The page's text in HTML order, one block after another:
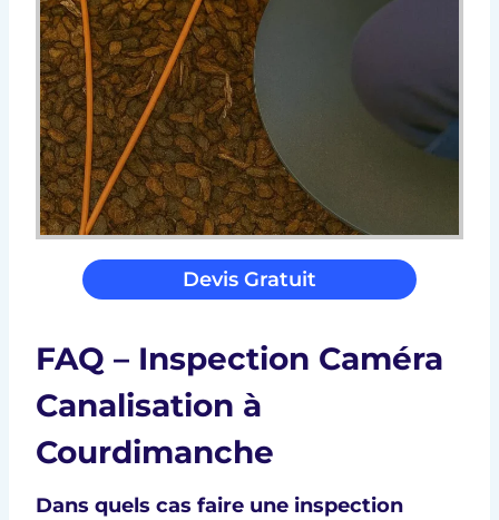
Devis Gratuit
FAQ – Inspection Caméra
Canalisation à
Courdimanche
Dans quels cas faire une inspection